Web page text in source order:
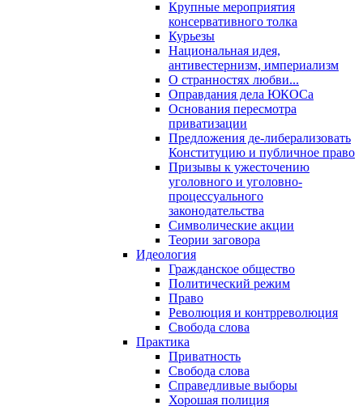
Крупные мероприятия
консервативного толка
Курьезы
Национальная идея,
антивестернизм, империализм
О странностях любви...
Оправдания дела ЮКОСа
Основания пересмотра
приватизации
Предложения де-либерализовать
Конституцию и публичное право
Призывы к ужесточению
уголовного и уголовно-
процессуального
законодательства
Символические акции
Теории заговора
Идеология
Гражданское общество
Политический режим
Право
Революция и контрреволюция
Свобода слова
Практика
Приватность
Свобода слова
Справедливые выборы
Хорошая полиция